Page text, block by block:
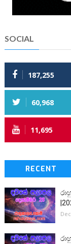
SOCIAL
187,255
60,968
11,695
RECENT